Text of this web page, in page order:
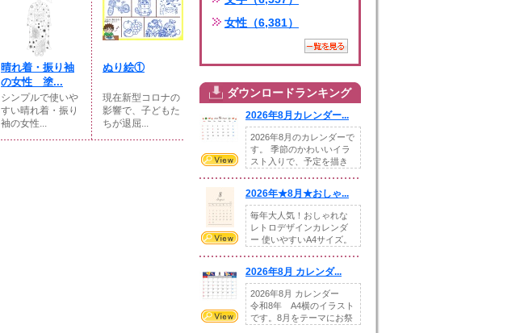
晴れ着・振り袖
の女性 塗...
シンプルで使いや
すい晴れ着・振り
袖の女性...
ぬり絵①
現在新型コロナの
影響で、子どもた
ちが退屈...
女性（6,381）
ダウンロードランキング
2026年8月カレンダー...
2026年8月のカレンダーで
す。 季節のかわいいイラ
スト入りで、予定を描き
2026年★8月★おしゃ...
毎年大人気！おしゃれな
レトロデザインカレンダ
ー 使いやすいA4サイズ。
2026年8月 カレンダ...
2026年8月 カレンダー
令和8年 A4横のイラスト
です。8月をテーマにお祭